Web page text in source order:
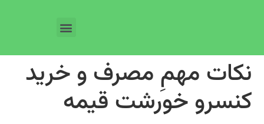
نکات مهمِ مصرف و خرید
کنسرو خورشت قیمه